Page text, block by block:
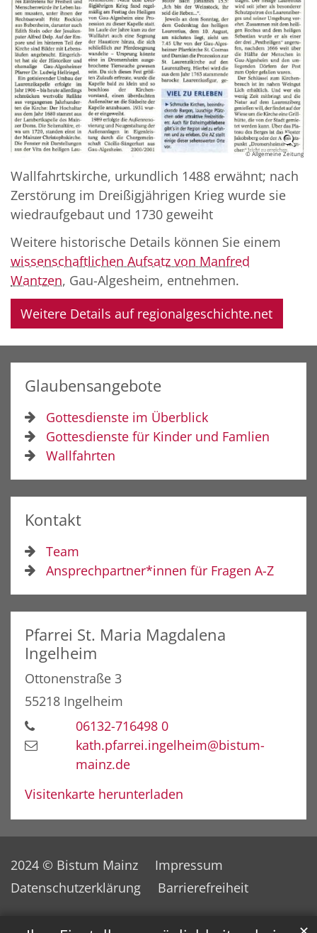
© Allgemeine Zeitung
Wallfahrtskirche, urkundlich 1488 erwähnt; nach
Zerstörung im Dreißigjährigen Krieg wurde sie
wiedraufgebaut und 1730 geweiht
Weitere historische Details können Sie einem
wissenschaftlichen Aufsatz von Manfred
Wantzen, Gau-Algesheim, entnehmen.
Weitere Details auf regionalgeschichte.net
Glaubensangebote
Gottesdienste im Überblick
Gottesdienste für Kinder und Famlien
Wallfahrten
Kontakt
Team
Ansprechpartner*innen für Fragen A-Z
Pfarrei St. Maria Magdalena
Ingelheim
Ottonenstraße 3
55218 Ingelheim
06132-716498 0
kath.pfarrei.ingelheim@bistum-
mainz.de
Visitenkarte herunterladen
2024 © Bistum Mainz
Impressum
Datenschutzerklärung
Barrierefreiheit